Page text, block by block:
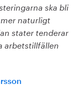
ska bli
naturligt
stater tenderar
arbetstillfällen